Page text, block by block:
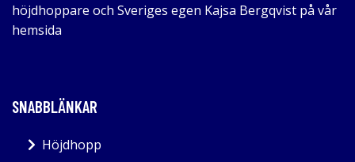
höjdhoppare och Sveriges egen Kajsa Bergqvist på vår
hemsida
SNABBLÄNKAR
Höjdhopp